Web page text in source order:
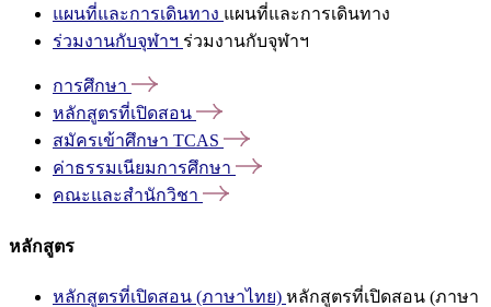
แผนที่และการเดินทาง แผนที่และการเดินทาง
ร่วมงานกับจุฬาฯ ร่วมงานกับจุฬาฯ
การศึกษา
หลักสูตรที่เปิดสอน
สมัครเข้าศึกษา TCAS
ค่าธรรมเนียมการศึกษา
คณะและสำนักวิชา
หลักสูตร
หลักสูตรที่เปิดสอน (ภาษาไทย) หลักสูตรที่เปิดสอน (ภาษา